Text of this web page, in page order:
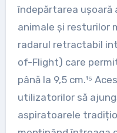
îndepărtarea ușoară
animale și resturilor
radarul retractabil
of-Flight) care
până la 9,5 cm.¹⁵
utilizatorilor să
aspiratoarele